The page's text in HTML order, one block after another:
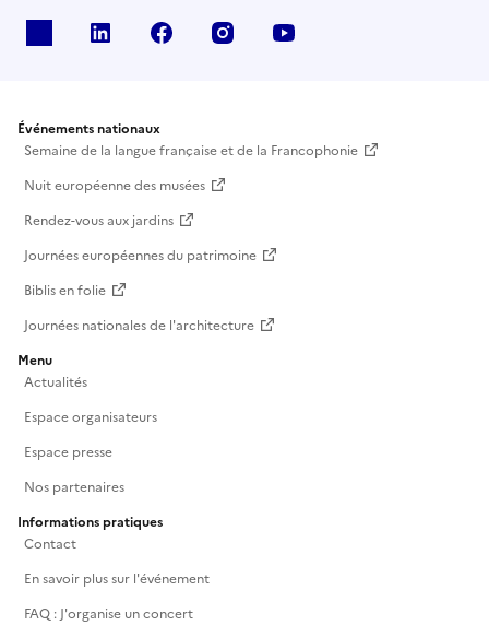
Linkedin Facebook Instagram
Événements nationaux
Semaine de la langue française et de la Francophonie
Nuit européenne des musées
Rendez-vous aux jardins
Journées européennes du patrimoine
Biblis en folie
Journées nationales de l'architecture
Menu
Actualités
Espace organisateurs
Espace presse
Nos partenaires
Informations pratiques
Contact
En savoir plus sur l'événement
FAQ : J'organise un concert